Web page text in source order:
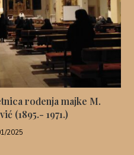
rođenja majke M.
(1895.- 1971.)
2025